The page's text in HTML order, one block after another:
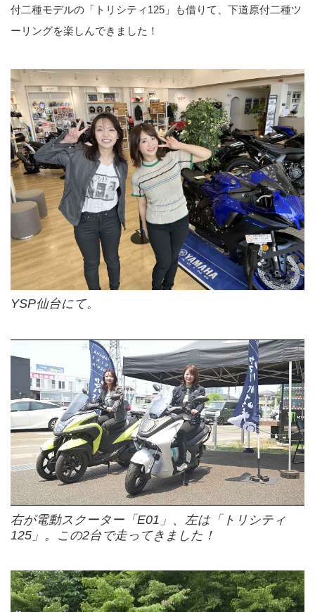
付二種モデルの「トリシティ125」も借りて、下道原付二種ツ
ーリングを楽しんできました！
YSP仙台にて。
右が電動スクーター「E01」、左は「トリシティ
125」。この2台で走ってきました！